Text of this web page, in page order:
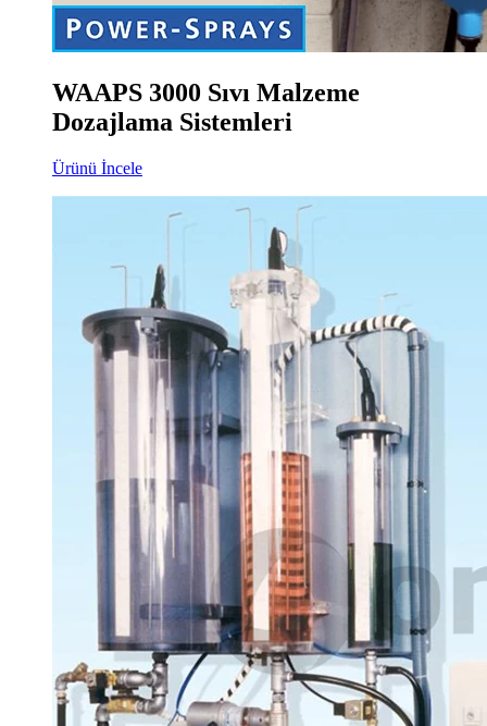
WAAPS 3000 Sıvı Malzeme
Dozajlama Sistemleri
Ürünü İncele